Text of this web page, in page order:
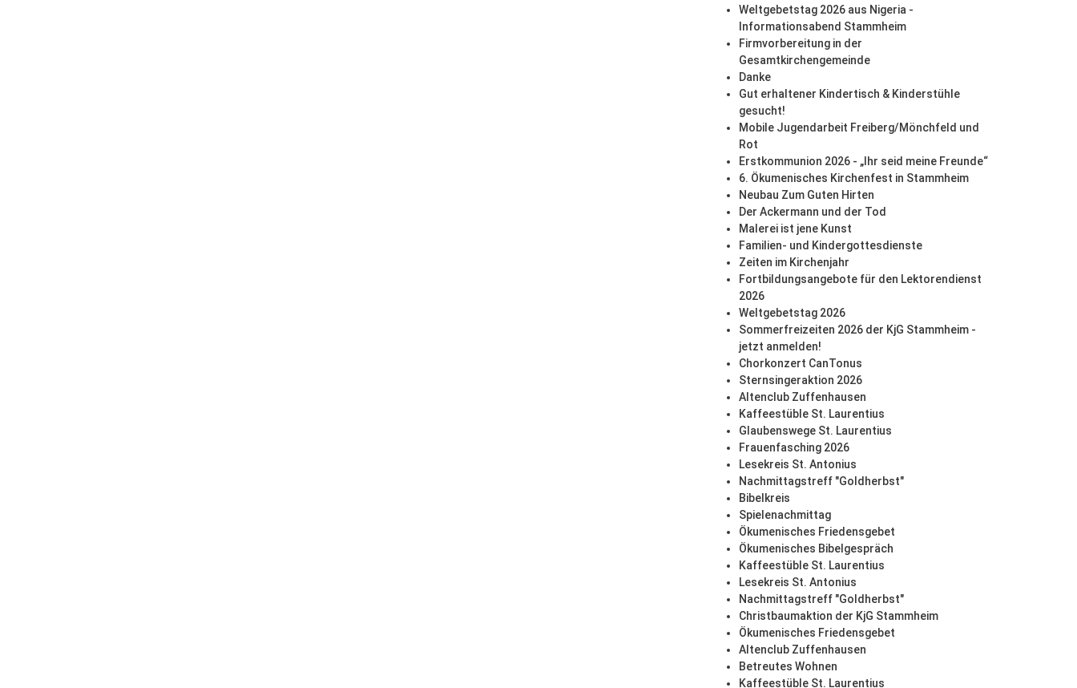
Weltgebetstag 2026 aus Nigeria -
Informationsabend Stammheim
Firmvorbereitung in der
Gesamtkirchengemeinde
Danke
Gut erhaltener Kindertisch & Kinderstühle
gesucht!
Mobile Jugendarbeit Freiberg/Mönchfeld und
Rot
Erstkommunion 2026 - „Ihr seid meine Freunde“
6. Ökumenisches Kirchenfest in Stammheim
Neubau Zum Guten Hirten
Der Ackermann und der Tod
Malerei ist jene Kunst
Familien- und Kindergottesdienste
Zeiten im Kirchenjahr
Fortbildungsangebote für den Lektorendienst
2026
Weltgebetstag 2026
Sommerfreizeiten 2026 der KjG Stammheim -
jetzt anmelden!
Chorkonzert CanTonus
Sternsingeraktion 2026
Altenclub Zuffenhausen
Kaffeestüble St. Laurentius
Glaubenswege St. Laurentius
Frauenfasching 2026
Lesekreis St. Antonius
Nachmittagstreff "Goldherbst"
Bibelkreis
Spielenachmittag
Ökumenisches Friedensgebet
Ökumenisches Bibelgespräch
Kaffeestüble St. Laurentius
Lesekreis St. Antonius
Nachmittagstreff "Goldherbst"
Christbaumaktion der KjG Stammheim
Ökumenisches Friedensgebet
Altenclub Zuffenhausen
Betreutes Wohnen
Kaffeestüble St. Laurentius